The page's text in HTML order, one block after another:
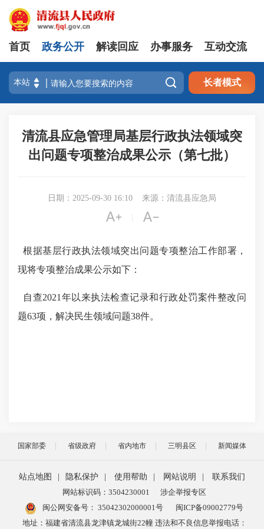
首页 政务公开 解读回应 办事服务 互动交流
 长者模式
清流县应急管理局基层行政执法领域突
出问题专项整治成果公示（第七批）
日期：2025-09-30 16:10 来源：清流县应急局
 
根据基层行政执法领域突出问题专项整治工作部署，
现将专项整治成果公示如下：
自查2021年以来执法检查记录和行政处罚案件整改问
题63项，解决民生领域问题38件。
国家部委 省级政府 省内地市 三明县区 新闻媒体
站点地图 隐私保护 使用帮助 网站说明
联系我们
网站标识码：3504230001
涉企举报专区
闽公网安备号： 35042302000001号
闽ICP备09002779号
地址：福建省清流县龙津镇龙城街22幢 违法和不良信息举报电话：